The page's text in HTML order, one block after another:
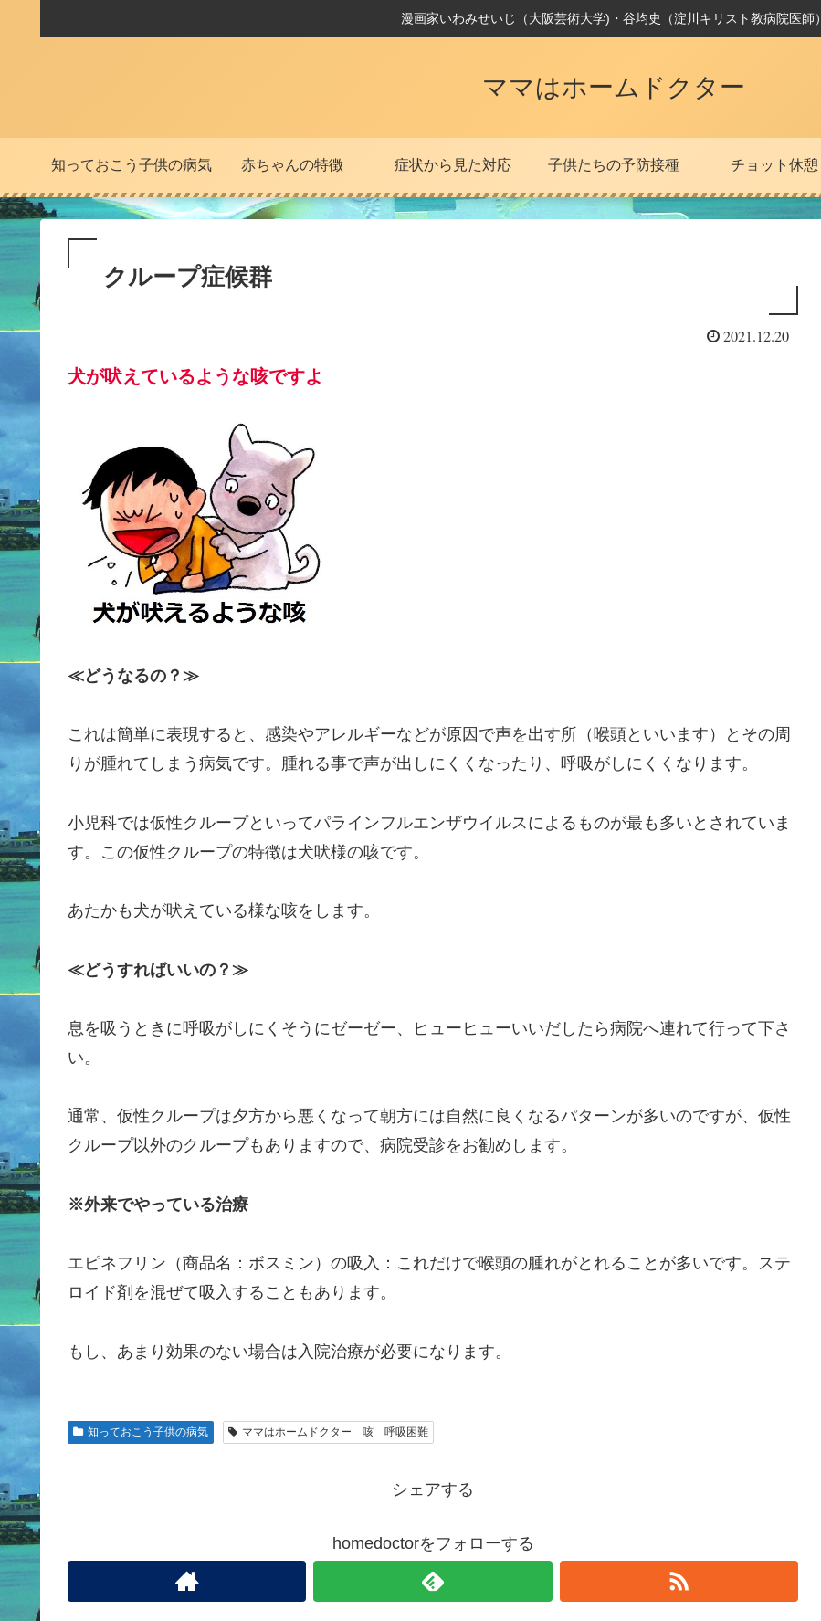
漫画家いわみせいじ（大阪芸術大学)・谷均史（淀川キリスト教病院医師）
ママはホームドクター
知っておこう子供の病気 赤ちゃんの特徴 症状から見た対応 子供たちの予防接種 チョット休憩
クループ症候群
2021.12.20
犬が吠えているような咳ですよ
≪どうなるの？≫
これは簡単に表現すると、感染やアレルギーなどが原因で声を出す所（喉頭といいます）とその周
りが腫れてしまう病気です。腫れる事で声が出しにくくなったり、呼吸がしにくくなります。
小児科では仮性クループといってパラインフルエンザウイルスによるものが最も多いとされていま
す。この仮性クループの特徴は犬吠様の咳です。
あたかも犬が吠えている様な咳をします。
≪どうすればいいの？≫
息を吸うときに呼吸がしにくそうにゼーゼー、ヒューヒューいいだしたら病院へ連れて行って下さ
い。
通常、仮性クループは夕方から悪くなって朝方には自然に良くなるパターンが多いのですが、仮性
クループ以外のクループもありますので、病院受診をお勧めします。
※外来でやっている治療
エピネフリン（商品名：ボスミン）の吸入：これだけで喉頭の腫れがとれることが多いです。ステ
ロイド剤を混ぜて吸入することもあります。
もし、あまり効果のない場合は入院治療が必要になります。
知っておこう子供の病気 ママはホームドクター 咳 呼吸困難
シェアする
homedoctorをフォローする